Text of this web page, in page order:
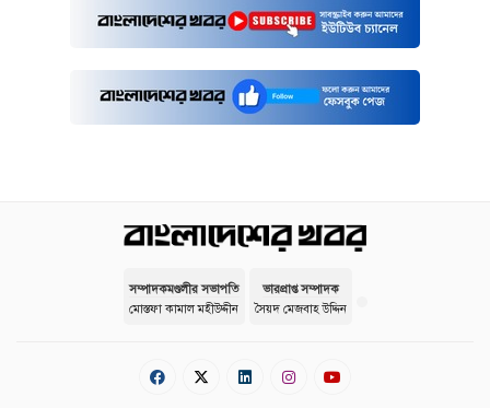
সম্পাদকমণ্ডলীর সভাপতি
মোস্তফা কামাল মহীউদ্দীন
ভারপ্রাপ্ত সম্পাদক
সৈয়দ মেজবাহ উদ্দিন